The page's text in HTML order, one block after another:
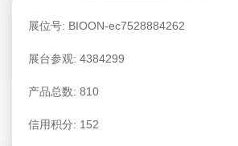
展位号: BIOON-ec7528884262
展台参观: 4384299
产品总数: 810
信用积分: 152